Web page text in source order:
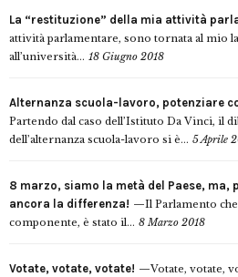
La “restituzione” della mia attività
attività parlamentare, sono tornata al mio
all’università... 18 Giugno 2018
Alternanza scuola-lavoro, potenziare
Partendo dal caso dell’Istituto Da Vinci, il
dell’alternanza scuola-lavoro si è... 5 Aprile
8 marzo, siamo la metà del Paese,
ancora la differenza!
Il Parlamento
componente, è stato il... 8 Marzo 2018
Votate, votate, votate!
Votate, votate,